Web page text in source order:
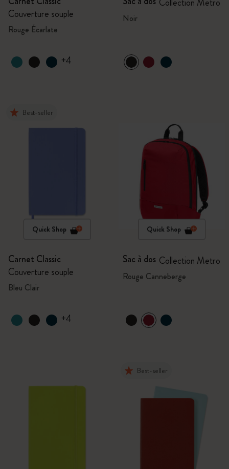
Couverture souple
Rouge Écarlate
+4
Noir
Best-seller
Quick Shop
Carnet Classic
Couverture souple
Bleu Clair
+4
Quick Shop
Sac à dos Collection Metro
Rouge Canneberge
Best-seller